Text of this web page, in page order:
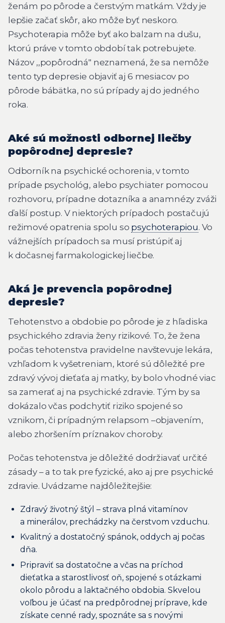
ženám po pôrode a čerstvým matkám. Vždy je
lepšie začať skôr, ako môže byť neskoro.
Psychoterapia môže byť ako balzam na dušu,
ktorú práve v tomto období tak potrebujete.
Názov ,,popôrodná" neznamená, že sa nemôže
tento typ depresie objaviť aj 6 mesiacov po
pôrode bábätka, no sú prípady aj do jedného
roka.
Aké sú možnosti odbornej liečby
popôrodnej depresie?
Odborník na psychické ochorenia, v tomto
prípade psychológ, alebo psychiater pomocou
rozhovoru, prípadne dotazníka a anamnézy zváži
ďalší postup. V niektorých prípadoch postačujú
režimové opatrenia spolu so psychoterapiou. Vo
vážnejších prípadoch sa musí pristúpiť aj
k dočasnej farmakologickej liečbe.
Aká je prevencia popôrodnej
depresie?
Tehotenstvo a obdobie po pôrode je z hľadiska
psychického zdravia ženy rizikové. To, že žena
počas tehotenstva pravidelne navštevuje lekára,
vzhľadom k vyšetreniam, ktoré sú dôležité pre
zdravý vývoj dieťaťa aj matky, by bolo vhodné viac
sa zamerať aj na psychické zdravie. Tým by sa
dokázalo včas podchytiť riziko spojené so
vznikom, či prípadným relapsom –objavením,
alebo zhoršením príznakov choroby.
Počas tehotenstva je dôležité dodržiavať určité
zásady – a to tak pre fyzické, ako aj pre psychické
zdravie. Uvádzame najdôležitejšie:
Zdravý životný štýl – strava plná vitamínov
a minerálov, prechádzky na čerstvom vzduchu.
Kvalitný a dostatočný spánok, oddych aj počas
dňa.
Pripraviť sa dostatočne a včas na príchod
dieťatka a starostlivosť oň, spojené s otázkami
okolo pôrodu a laktačného obdobia. Skvelou
voľbou je účasť na predpôrodnej príprave, kde
získate cenné rady, spoznáte sa s novými